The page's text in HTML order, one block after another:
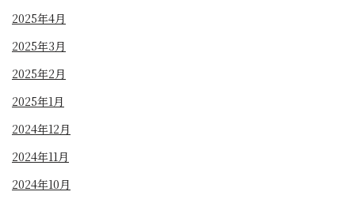
2025年4月
2025年3月
2025年2月
2025年1月
2024年12月
2024年11月
2024年10月